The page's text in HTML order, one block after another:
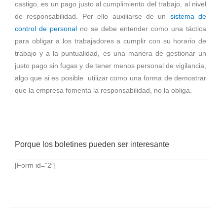
castigo, es un pago justo al cumplimiento del trabajo, al nivel
de responsabilidad. Por ello auxiliarse de un sistema de
control de personal
no se debe entender como una táctica
para obligar a los trabajadores a cumplir con su horario de
trabajo y a la puntualidad, es una manera de gestionar un
justo pago sin fugas y de tener menos personal de vigilancia,
algo que si es posible utilizar como una forma de demostrar
que la empresa fomenta la responsabilidad, no la obliga.
Porque los boletines pueden ser interesante
[Form id=”2″]